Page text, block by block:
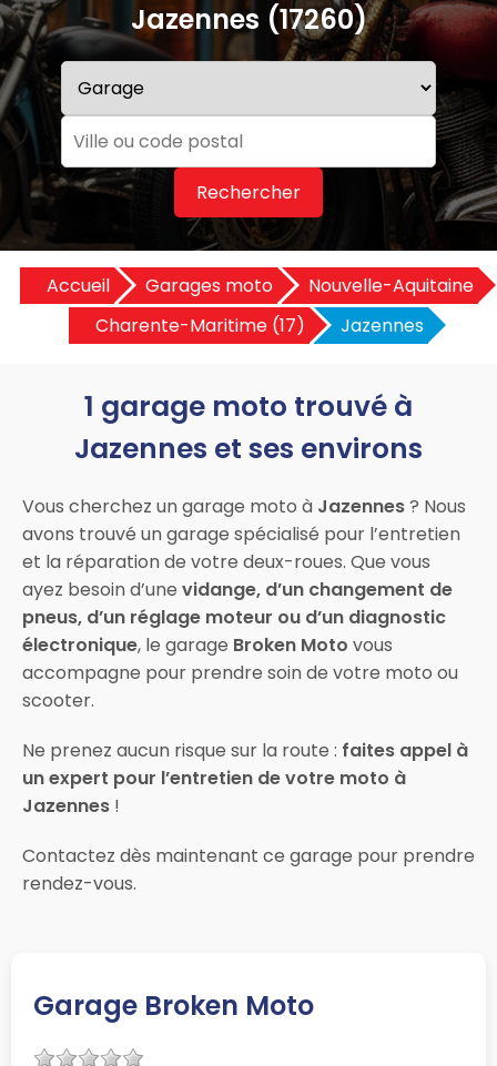
Jazennes (17260)
Rechercher
Accueil Garages moto
Nouvelle-Aquitaine
Charente-Maritime (17)
Jazennes
1 garage moto trouvé à
Jazennes et ses environs
Vous cherchez un garage moto à Jazennes? Nous
avons trouvé un garage spécialisé pour l’entretien
et la réparation de votre deux-roues. Que vous
ayez besoin d’une vidange, d’un changement de
pneus, d’un réglage moteur ou d’un diagnostic
électronique, le garage Broken Moto vous
accompagne pour prendre soin de votre moto ou
scooter.
Ne prenez aucun risque sur la route : faites appel à
un expert pour l’entretien de votre moto à
Jazennes !
Contactez dès maintenant ce garage pour prendre
rendez-vous.
Garage Broken Moto